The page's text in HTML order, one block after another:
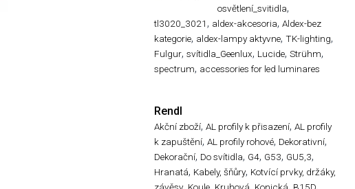
osvětlení_svitidla,
tl3020_3021 , aldex-akcesoria,Aldex-bez
kategorie, aldex-lampy aktyvne,TK-lighting,
Fulgur,svítidla_Geenlux, Lucide,Strühm,
spectrum, accessories for led luminares
Rendl
Akční zboží,AL profily k přisazení,AL profily
k zapuštění,AL profily rohové, Dekorativní,
Dekorační, Do svítidla, G4, G53, GU5,3,
Hranatá, Kabely, šňůry, Kotvící prvky, držáky,